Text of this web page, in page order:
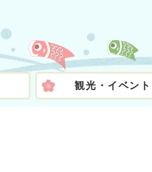
観光・イベント